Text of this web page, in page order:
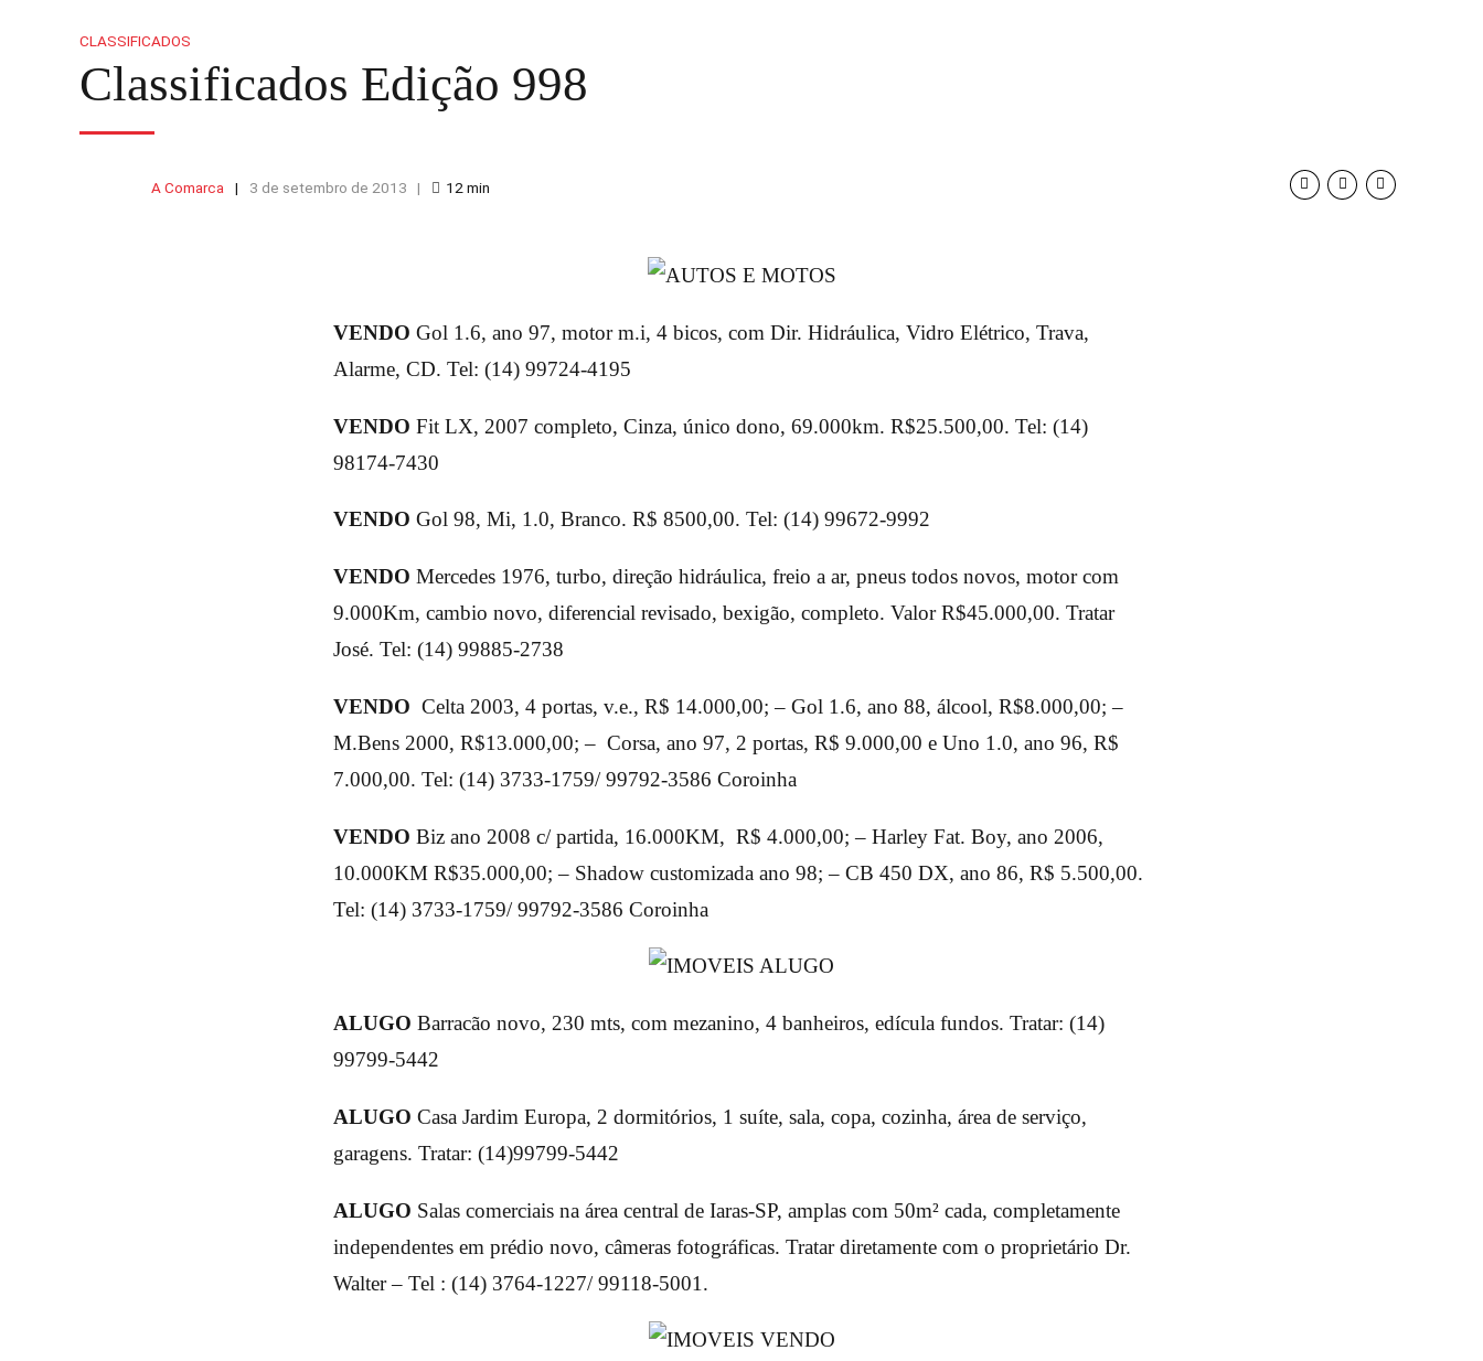
CLASSIFICADOS
Classificados Edição 998
A Comarca 3 de setembro de 2013 12 min
VENDO Gol 1.6, ano 97, motor m.i, 4 bicos, com Dir. Hidráulica, Vidro Elétrico, Trava,
Alarme, CD. Tel: (14) 99724-4195
VENDO Fit LX, 2007 completo, Cinza, único dono, 69.000km. R$25.500,00. Tel: (14)
98174-7430
VENDO Gol 98, Mi, 1.0, Branco. R$ 8500,00. Tel: (14) 99672-9992
VENDO Mercedes 1976, turbo, direção hidráulica, freio a ar, pneus todos novos, motor com
9.000Km, cambio novo, diferencial revisado, bexigão, completo. Valor R$45.000,00. Tratar
José. Tel: (14) 99885-2738
VENDO Celta 2003, 4 portas, v.e., R$ 14.000,00; – Gol 1.6, ano 88, álcool, R$8.000,00; –
M.Bens 2000, R$13.000,00; – Corsa, ano 97, 2 portas, R$ 9.000,00 e Uno 1.0, ano 96, R$
7.000,00. Tel: (14) 3733-1759/ 99792-3586 Coroinha
VENDO Biz ano 2008 c/ partida, 16.000KM, R$ 4.000,00; – Harley Fat. Boy, ano 2006,
10.000KM R$35.000,00; – Shadow customizada ano 98; – CB 450 DX, ano 86, R$ 5.500,00.
Tel: (14) 3733-1759/ 99792-3586 Coroinha
ALUGO Barracão novo, 230 mts, com mezanino, 4 banheiros, edícula fundos. Tratar: (14)
99799-5442
ALUGO Casa Jardim Europa, 2 dormitórios, 1 suíte, sala, copa, cozinha, área de serviço,
garagens. Tratar: (14)99799-5442
ALUGO Salas comerciais na área central de Iaras-SP, amplas com 50m² cada, completamente
independentes em prédio novo, câmeras fotográficas. Tratar diretamente com o proprietário Dr.
Walter – Tel : (14) 3764-1227/ 99118-5001.